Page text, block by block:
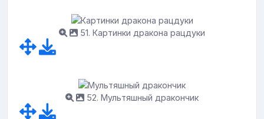
51. Картинки дракона рацдуки
52. Мультяшный дракончик